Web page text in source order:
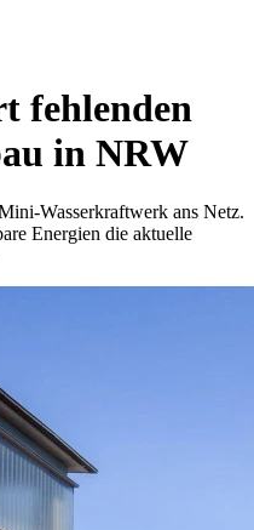
fehlenden
in NRW
Wasserkraftwerk ans Netz.
Energien die aktuelle